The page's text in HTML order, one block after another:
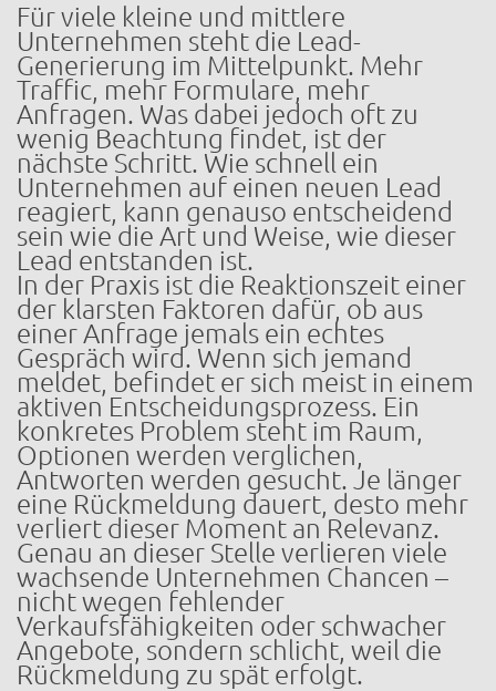
Für viele kleine und mittlere
Unternehmen steht die Lead-
Generierung im Mittelpunkt. Mehr
Traffic, mehr Formulare, mehr
Anfragen. Was dabei jedoch oft zu
wenig Beachtung findet, ist der
nächste Schritt. Wie schnell ein
Unternehmen auf einen neuen Lead
reagiert, kann genauso entscheidend
sein wie die Art und Weise, wie dieser
Lead entstanden ist.
In der Praxis ist die Reaktionszeit einer
der klarsten Faktoren dafür, ob aus
einer Anfrage jemals ein echtes
Gespräch wird. Wenn sich jemand
meldet, befindet er sich meist in einem
aktiven Entscheidungsprozess. Ein
konkretes Problem steht im Raum,
Optionen werden verglichen,
Antworten werden gesucht. Je länger
eine Rückmeldung dauert, desto mehr
verliert dieser Moment an Relevanz.
Genau an dieser Stelle verlieren viele
wachsende Unternehmen Chancen –
nicht wegen fehlender
Verkaufsfähigkeiten oder schwacher
Angebote, sondern schlicht, weil die
Rückmeldung zu spät erfolgt.